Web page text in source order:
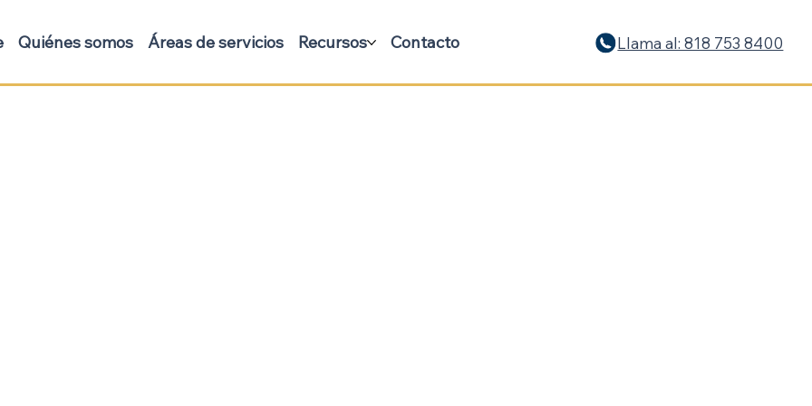
Quiénes somos Áreas de servicios Recursos Contacto Llama al: 818 753 8400